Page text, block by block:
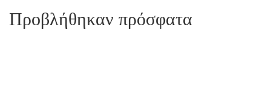
Προβλήθηκαν πρόσφατα